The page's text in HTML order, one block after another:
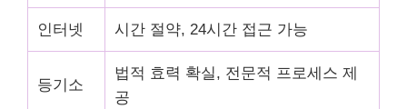
인터넷 시간 절약, 24시간 접근 가능
등기소
법적 효력 확실, 전문적 프로세스 제
공